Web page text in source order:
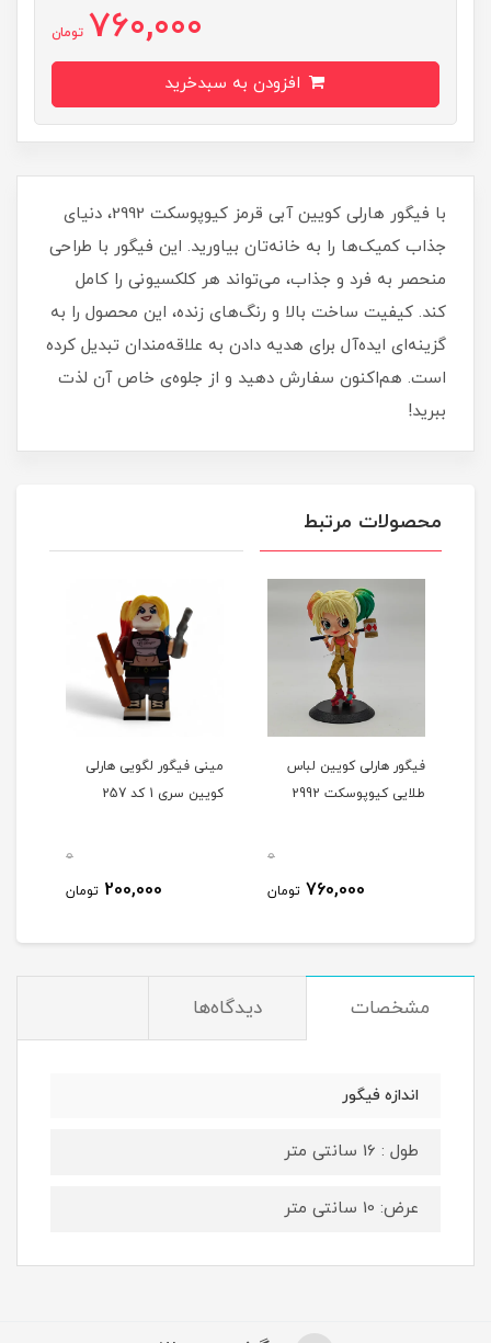
760,000 تومان
با فیگور هارلی کویین آبی قرمز کیوپوسکت 2992، دنیای
جذاب کمیک‌ها را به خانه‌تان بیاورید. این فیگور با طراحی
منحصر به فرد و جذاب، می‌تواند هر کلکسیونی را کامل
کند. کیفیت ساخت بالا و رنگ‌های زنده، این محصول را به
گزینه‌ای ایده‌آل برای هدیه دادن به علاقه‌مندان تبدیل کرده
است. هم‌اکنون سفارش دهید و از جلوه‌ی خاص آن لذت
ببرید!
محصولات مرتبط
فیگور هارلی کویین لباس
طلایی کیوپوسکت 2992
0
760,000 تومان
مینی فیگور لگویی هارلی
کویین سری 1 کد 257
0
200,000 تومان
مشخصات دیدگاه‌ها
اندازه فیگور
طول : 16 سانتی متر
عرض: 10 سانتی متر